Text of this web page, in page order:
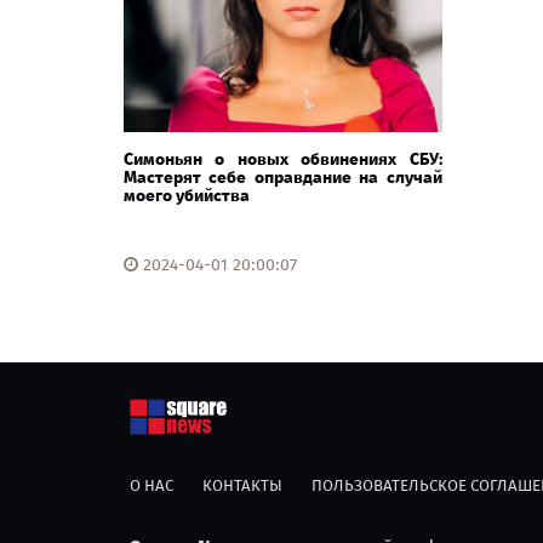
Симоньян о новых обвинениях СБУ:
Мастерят себе оправдание на случай
моего убийства
2024-04-01 20:00:07
О НАС КОНТАКТЫ ПОЛЬЗОВАТЕЛЬСКОЕ